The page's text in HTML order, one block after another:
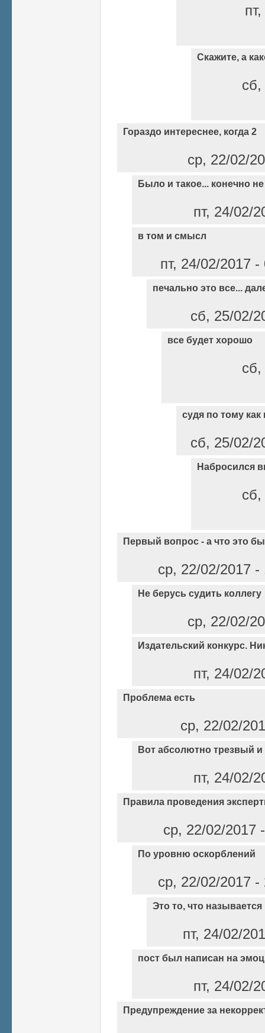
Скажите, а
Гораздо интереснее, когда 2
ср, 22/02/
Было и такое... конечно не
пт, 24/02/
в том и смысл
пт, 24/02/2017
печально это все...
сб, 25/02/
все будет хорошо
судя по тому как
сб, 25/02/
Набросился
Первый вопрос - а что это
ср, 22/02/2017
Не берусь судить коллегу
ср, 22/02/
Издательский конкурс.
пт, 24/02/
Проблема есть
ср, 22/02/
Вот абсолютно трезвый и
пт, 24/02/
Правила проведения
ср, 22/02/
По уровню оскорблений
ср, 22/02/2017
Это то, что
пт, 24/02/
пост был написан на
пт, 24/02/
Предупреждение за